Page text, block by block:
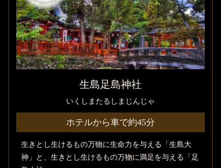
生島足島神社
いくしまたるしまじんじゃ
ホテルから車で約45分
生きとし生けるもの万物に生命力を与える「生島大
神」と、生きとし生けるもの万物に満足を与える「足